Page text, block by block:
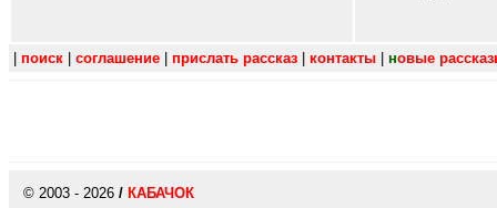
поиск соглашение прислать рассказ контакты новые
© 2003 - 2026 / КАБАЧОК